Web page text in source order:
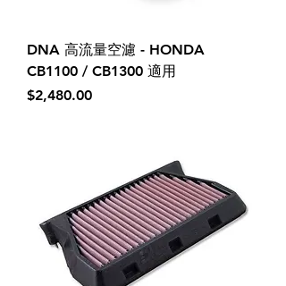
DNA 高流量空濾 - HONDA
CB1100 / CB1300 適用
價格
$2,480.00